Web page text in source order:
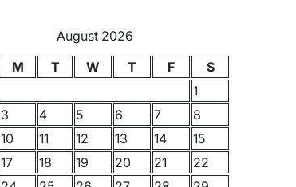
August 2026
M T W T F
S
1
3 4 5 6 7
8
10 11 12 13 14
15
17 18 19 20 21
22